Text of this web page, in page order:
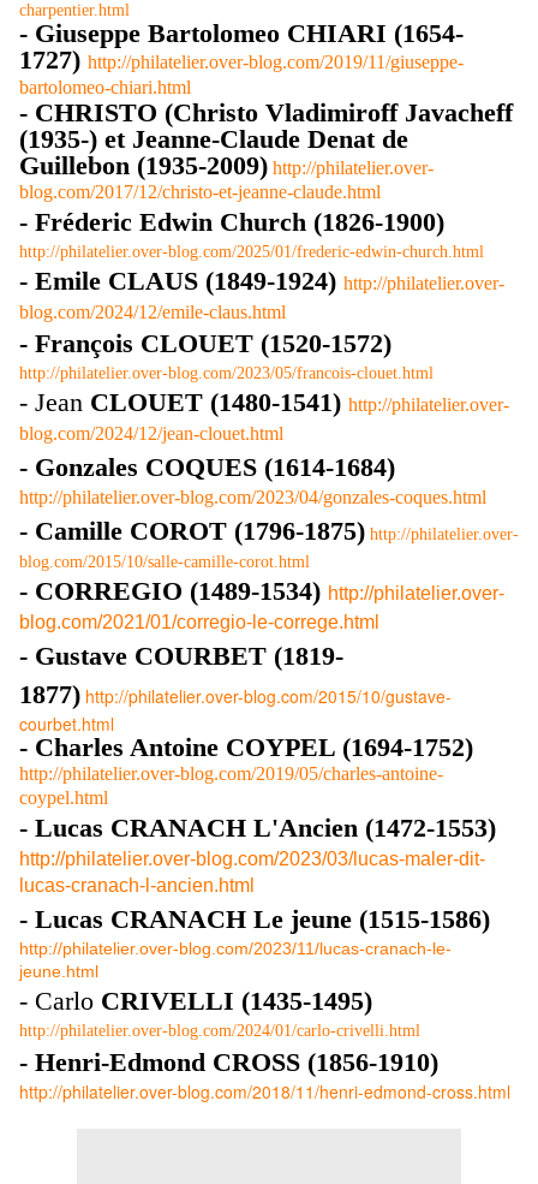
charpentier.html
- Giuseppe Bartolomeo CHIARI (1654-
1727) http://philatelier.over-blog.com/2019/11/giuseppe-
bartolomeo-chiari.html
- CHRISTO (Christo Vladimiroff Javacheff
(1935-) et Jeanne-Claude Denat de
Guillebon (1935-2009) http://philatelier.over-
blog.com/2017/12/christo-et-jeanne-claude.html
- Fréderic Edwin Church (1826-1900)
http://philatelier.over-blog.com/2025/01/frederic-edwin-church.html
- Emile CLAUS (1849-1924) http://philatelier.over-
blog.com/2024/12/emile-claus.html
- François CLOUET (1520-1572)
http://philatelier.over-blog.com/2023/05/francois-clouet.html
- Jean CLOUET (1480-1541) http://philatelier.over-
blog.com/2024/12/jean-clouet.html
- Gonzales COQUES (1614-1684)
http://philatelier.over-blog.com/2023/04/gonzales-coques.html
- Camille COROT (1796-1875) http://philatelier.over-
blog.com/2015/10/salle-camille-corot.html
- CORREGIO (1489-1534) http://philatelier.over-
blog.com/2021/01/corregio-le-correge.html
- Gustave COURBET (1819-
1877) http://philatelier.over-blog.com/2015/10/gustave-
courbet.html
- Charles Antoine COYPEL (1694-1752)
http://philatelier.over-blog.com/2019/05/charles-antoine-
coypel.html
- Lucas CRANACH L'Ancien (1472-1553)
http://philatelier.over-blog.com/2023/03/lucas-maler-dit-
lucas-cranach-l-ancien.html
- Lucas CRANACH Le jeune (1515-1586)
http://philatelier.over-blog.com/2023/11/lucas-cranach-le-
jeune.html
- Carlo CRIVELLI (1435-1495)
http://philatelier.over-blog.com/2024/01/carlo-crivelli.html
- Henri-Edmond CROSS (1856-1910)
http://philatelier.over-blog.com/2018/11/henri-edmond-cross.html